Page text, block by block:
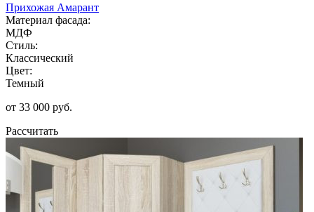
Прихожая Амарант
Материал фасада:
МДФ
Стиль:
Классический
Цвет:
Темный
от 33 000 руб.
Рассчитать